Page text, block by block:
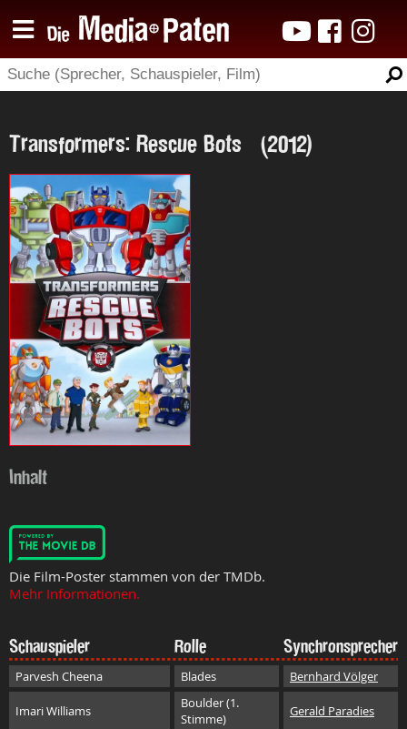
Transformers: Rescue Bots (2012)
Inhalt
Die Film-Poster stammen von der TMDb.
Mehr Informationen.
Schauspieler Rolle Synchronsprecher
Parvesh Cheena Blades Bernhard Völger
Imari Williams
Boulder (1.
Stimme)
Gerald Paradies